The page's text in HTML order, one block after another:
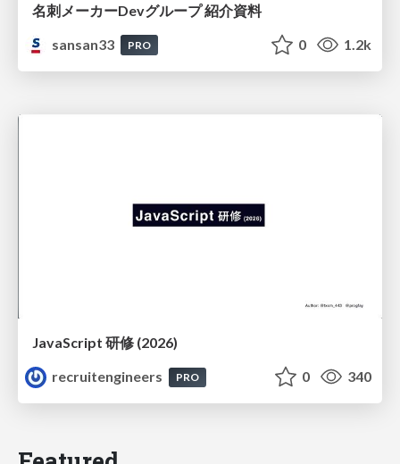
名刺メーカーDevグループ 紹介資料
sansan33
PRO 0 1.2k
JavaScript 研修 (2026)
recruitengineers
PRO 0 340